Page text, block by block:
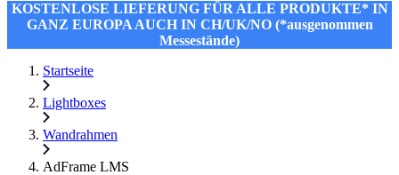
KOSTENLOSE LIEFERUNG FÜR ALLE PRODUKTE* IN
GANZ EUROPA AUCH IN CH/UK/NO (*ausgenommen
Messestände)
Startseite
Lightboxes
Wandrahmen
AdFrame LMS